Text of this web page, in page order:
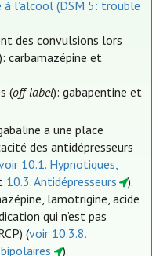
l’alcool (DSM 5: trouble
des convulsions lors
carbamazépine et
(off-label): gabapentine et
a une place
des antidépresseurs
10.1. Hypnotiques,
10.3. Antidépresseurs
).
lamotrigine, acide
qui n’est pas
(voir 10.3.8.
).